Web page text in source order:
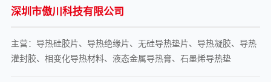
深圳市傲川科技有限公司
主营：导热硅胶片、导热绝缘片、无硅导热垫片、导热凝胶、导热
灌封胶、相变化导热材料、液态金属导热膏、石墨烯导热垫